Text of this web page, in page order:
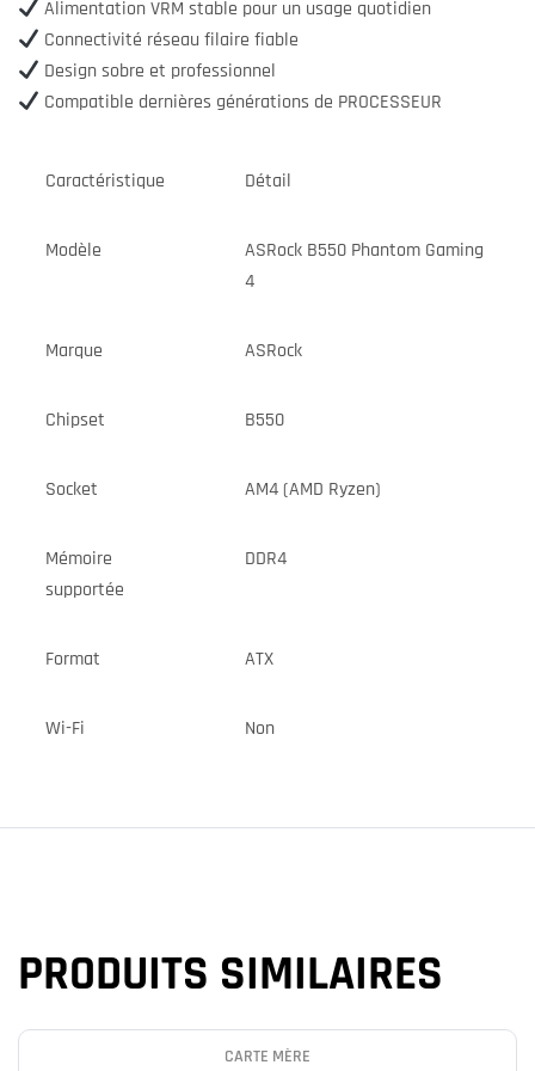
Alimentation VRM stable pour un usage quotidien
Connectivité réseau filaire fiable
Design sobre et professionnel
Compatible dernières générations de PROCESSEUR
Caractéristique Détail
Modèle
ASRock B550 Phantom Gaming
4
Marque ASRock
Chipset B550
Socket AM4 (AMD Ryzen)
Mémoire
supportée
DDR4
Format ATX
Wi-Fi Non
PRODUITS SIMILAIRES
CARTE MÈRE